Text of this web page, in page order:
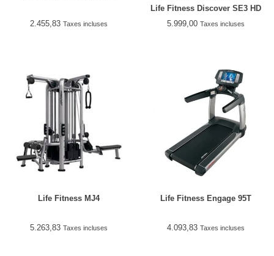
2.455,83 Taxes incluses
Life Fitness Discover SE3 HD
5.999,00 Taxes incluses
Life Fitness MJ4
5.263,83 Taxes incluses
Life Fitness Engage 95T
4.093,83 Taxes incluses